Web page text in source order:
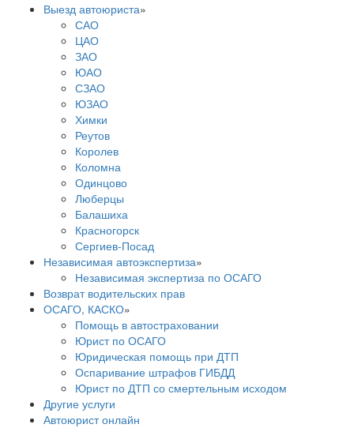
Выезд автоюриста»
САО
ЦАО
ЗАО
ЮАО
СЗАО
ЮЗАО
Химки
Реутов
Королев
Коломна
Одинцово
Люберцы
Балашиха
Красногорск
Сергиев-Посад
Независимая автоэкспертиза»
Независимая экспертиза по ОСАГО
Возврат водительских прав
ОСАГО, КАСКО»
Помощь в автостраховании
Юрист по ОСАГО
Юридическая помощь при ДТП
Оспаривание штрафов ГИБДД
Юрист по ДТП со смертельным исходом
Другие услуги
Автоюрист онлайн